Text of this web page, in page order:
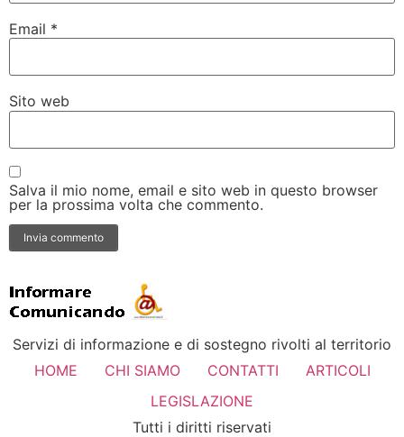
Email *
Sito web
Salva il mio nome, email e sito web in questo browser
per la prossima volta che commento.
Servizi di informazione e di sostegno rivolti al territorio
HOME
CHI SIAMO CONTATTI
ARTICOLI
LEGISLAZIONE
Tutti i diritti riservati